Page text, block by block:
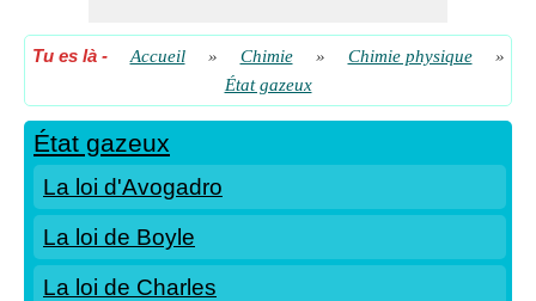
Tu es là- Accueil » Chimie » Chimie physique
»
État gazeux
État gazeux
La loi d'Avogadro
La loi de Boyle
La loi de Charles